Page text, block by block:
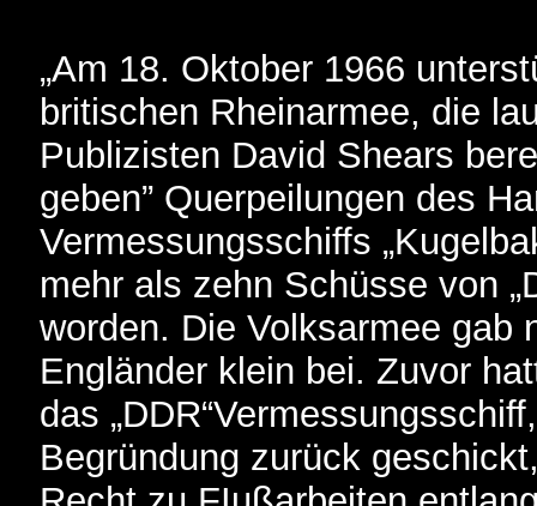
„Am 18. Oktober 1966
britischen Rheinarmee, die
Publizisten David Shears
geben” Querpeilungen des
Vermessungsschiffs
mehr als zehn Schüsse von
worden. Die Volksarmee gab
Engländer klein bei. Zuvor
das
Begründung zurück